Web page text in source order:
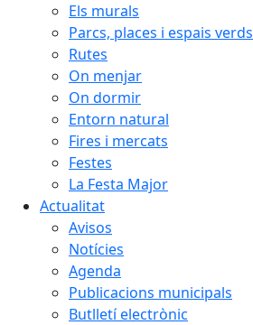
Els murals
Parcs, places i espais verds
Rutes
On menjar
On dormir
Entorn natural
Fires i mercats
Festes
La Festa Major
Actualitat
Avisos
Notícies
Agenda
Publicacions municipals
Butlletí electrònic